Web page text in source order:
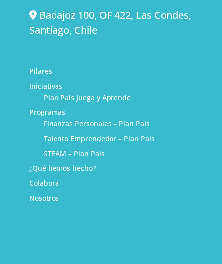
Badajoz 100, OF 422, Las Condes,
Santiago, Chile
Pilares
Iniciativas
Plan País Juega y Aprende
Programas
Finanzas Personales – Plan País
Talento Emprendedor – Plan País
STEAM – Plan País
¿Qué hemos hecho?
Colabora
Nosotros